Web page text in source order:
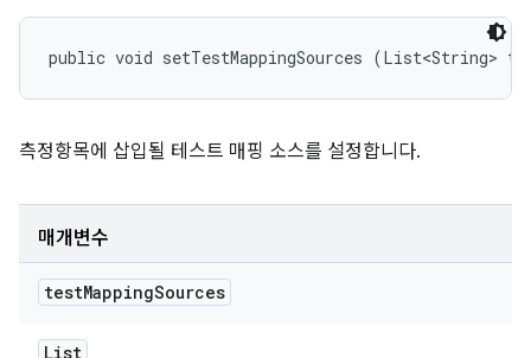
public void setTestMappingSources (List<String>
측정항목에 삽입될 테스트 매핑 소스를 설정합니다.
매개변수
testMappingSources
List